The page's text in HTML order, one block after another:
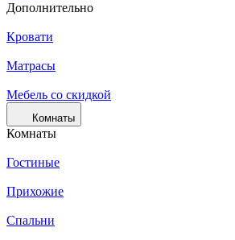
Дополнительно
Кровати
Матрасы
Мебель со скидкой
Комнаты
Комнаты
Гостиные
Прихожие
Спальни